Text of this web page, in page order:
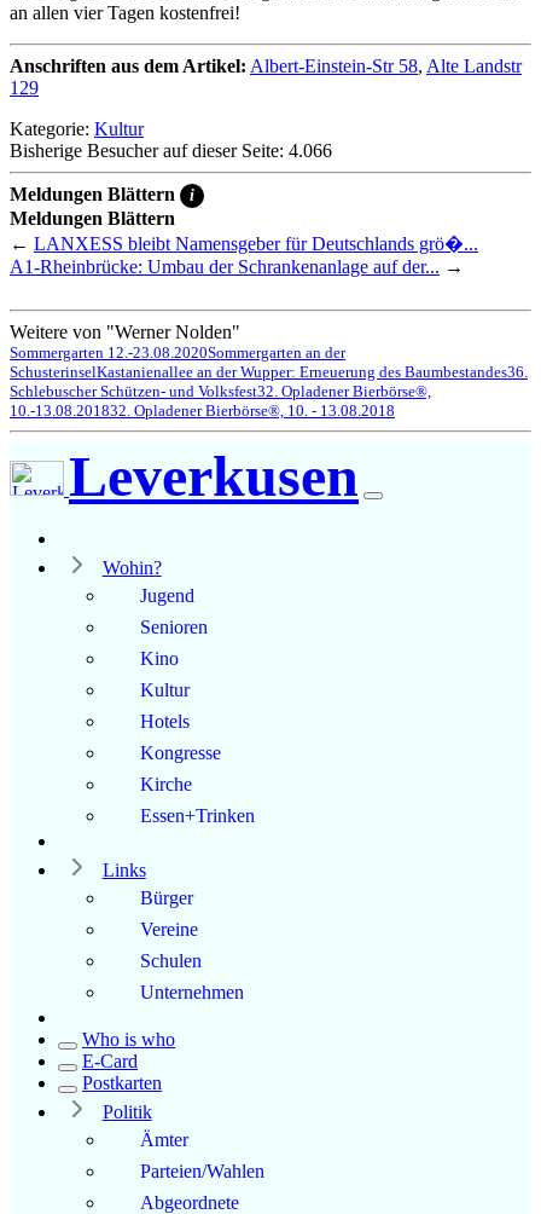
an allen vier Tagen kostenfrei!
Anschriften aus dem Artikel: Albert-Einstein-Str 58, Alte Landstr
129
Kategorie: Kultur
Bisherige Besucher auf dieser Seite: 4.066
Meldungen Blättern i
Meldungen Blättern
← LANXESS bleibt Namensgeber für Deutschlands grö�...
A1-Rheinbrücke: Umbau der Schrankenanlage auf der... →
Weitere von "Werner Nolden"
Sommergarten 12.-23.08.2020Sommergarten an der
SchusterinselKastanienallee an der Wupper: Erneuerung des Baumbestandes36.
Schlebuscher Schützen- und Volksfest32. Opladener Bierbörse®,
10.-13.08.201832. Opladener Bierbörse®, 10. - 13.08.2018
Leverkusen
Wohin?
Jugend
Senioren
Kino
Kultur
Hotels
Kongresse
Kirche
Essen+Trinken
Links
Bürger
Vereine
Schulen
Unternehmen
Who is who
E-Card
Postkarten
Politik
Ämter
Parteien/Wahlen
Abgeordnete